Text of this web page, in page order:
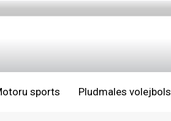
sports Pludmales volejbols